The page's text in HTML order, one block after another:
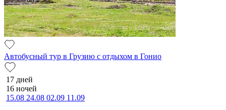
Автобусный тур в Грузию с отдыхом в Гонио
17 дней
16 ночей
15.08 24.08 02.09 11.09